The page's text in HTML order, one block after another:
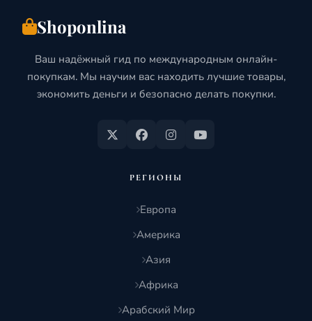
Shoponlina
Ваш надёжный гид по международным онлайн-
покупкам. Мы научим вас находить лучшие товары,
экономить деньги и безопасно делать покупки.
РЕГИОНЫ
Европа
Америка
Азия
Африка
Арабский Мир